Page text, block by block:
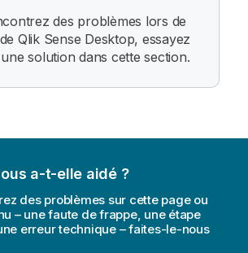
des problèmes lors de
Qlik Sense Desktop, essayez
solution dans cette section.
a-t-elle aidé ?
des problèmes sur cette page ou
– une faute de frappe, une étape
erreur technique – faites-le-nous